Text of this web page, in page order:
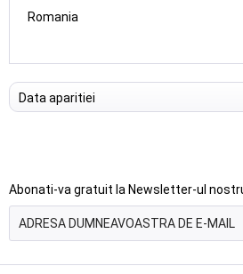
Romania
Abonati-va gratuit la Newsletter-ul